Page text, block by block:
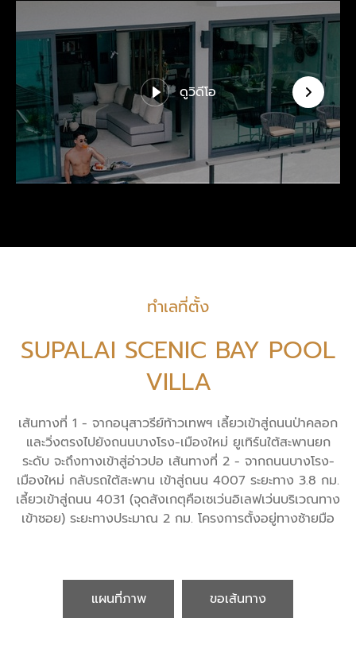
ดูวิดีโอ
ทำเลที่ตั้ง
SUPALAI SCENIC BAY POOL
VILLA
เส้นทางที่ 1 - จากอนุสาวรีย์ท้าวเทพฯ เลี้ยวเข้าสู่ถนนป่าคลอก
และวิ่งตรงไปยังถนนบางโรง-เมืองใหม่ ยูเทิร์นใต้สะพานยก
ระดับ จะถึงทางเข้าสู่อ่าวปอ เส้นทางที่ 2 - จากถนนบางโรง-
เมืองใหม่ กลับรถใต้สะพาน เข้าสู่ถนน 4007 ระยะทาง 3.8 กม.
เลี้ยวเข้าสู่ถนน 4031 (จุดสังเกตุคือเซเว่นอิเลฟเว่นบริเวณทาง
เข้าซอย) ระยะทางประมาณ 2 กม. โครงการตั้งอยู่ทางซ้ายมือ
แผนที่ภาพ ขอเส้นทาง